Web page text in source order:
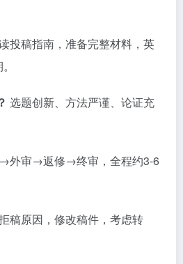
投稿指南，准备完整材料，英
选题创新、方法严谨、论证充
外审→返修→终审，全程约3-6
稿原因，修改稿件，考虑转